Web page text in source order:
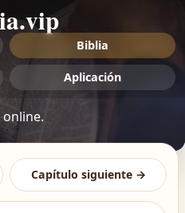
Biblia
Aplicación
online.
Capítulo siguiente →